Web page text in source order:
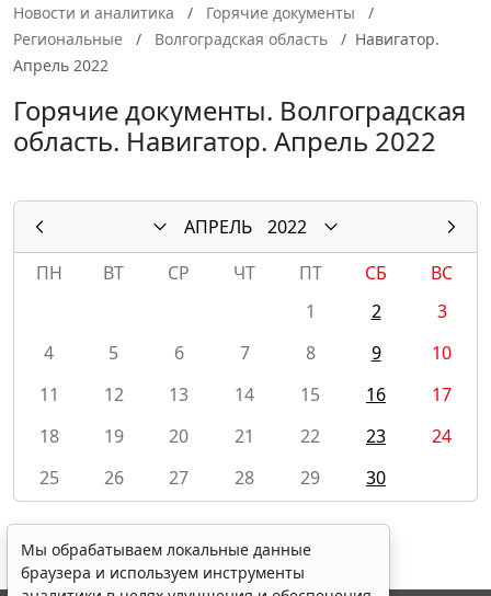
Новости и аналитика
Горячие документы
Региональные
Волгоградская область
Навигатор.
Апрель 2022
Горячие документы. Волгоградская
область. Навигатор. Апрель 2022
АПРЕЛЬ
2022
ПН
ВТ СР ЧТ ПТ СБ
ВС
1
2
3
4
5 6 7 8 9
10
11
12 13 14 15 16
17
18
19 20 21 22 23
24
25
26 27 28 29 30
Мы обрабатываем локальные данные
браузера и используем инструменты